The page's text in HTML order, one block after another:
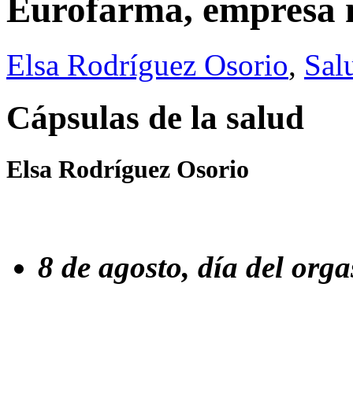
Eurofarma, empresa
Elsa Rodríguez Osorio,
Cápsulas de la salud
Elsa Rodríguez Osorio
8 de agosto, día del